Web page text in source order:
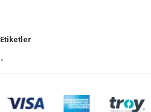
Etiketler